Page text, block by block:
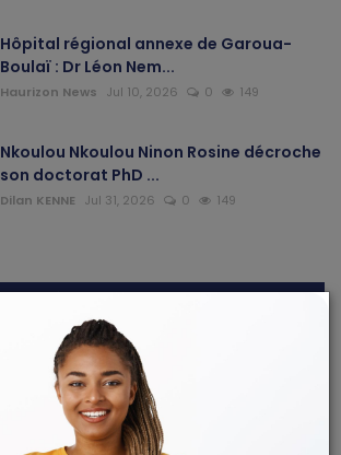
Hôpital régional annexe de Garoua-
Boulaï : Dr Léon Nem...
Haurizon News Jul 10, 2026 0 149
Nkoulou Nkoulou Ninon Rosine décroche
son doctorat PhD ...
Dilan KENNE Jul 31, 2026 0 149